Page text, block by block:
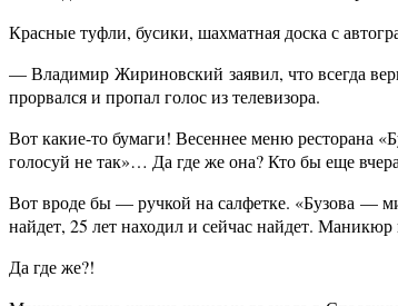
Красные туфли, бусики, шахматная доска с
— Владимир Жириновский заявил, что всегда
прорвался и пропал голос из телевизора.
Вот какие-то бумаги! Весеннее меню ресторана
голосуй не так»… Да где же она? Кто бы еще
Вот вроде бы — ручкой на салфетке. «Бузова —
найдет, 25 лет находил и сейчас найдет.
Да где же?!